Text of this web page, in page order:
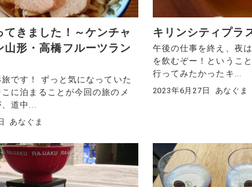
てきました！～ケンチャ
山形・高橋フルーツラン
です！ ずっと気になっていた
に泊まることが今回の旅のメ
道中...
あなぐま
キリンシティプラ
午後の仕事を終え、夜
を飲むぞー！というこ
行ってみたかったキ...
2023年6月27日 あなぐま